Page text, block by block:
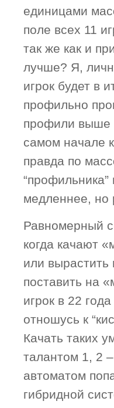
единицами
поле всех 11
так же как и
лучше? Я,
игрок будет в
профильно
профили выше
самом начале
правда по
“профильника”
медленнее, но
Равномерный
когда качают
или
поставить на
игрок в 22
отношусь к
Качать таких
талантом 1, 2
автоматом
гибридной